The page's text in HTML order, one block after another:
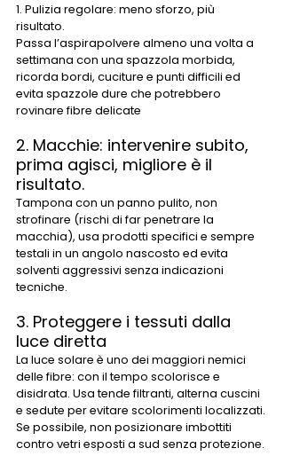
1. Pulizia regolare: meno sforzo, più
risultato.
Passa l’aspirapolvere almeno una volta a
settimana con una spazzola morbida,
ricorda bordi, cuciture e punti difficili ed
evita spazzole dure che potrebbero
rovinare fibre delicate
2. Macchie: intervenire subito,
prima agisci, migliore è il
risultato.
Tampona con un panno pulito, non
strofinare (rischi di far penetrare la
macchia), usa prodotti specifici e sempre
testali in un angolo nascosto ed evita
solventi aggressivi senza indicazioni
tecniche.
3. Proteggere i tessuti dalla
luce diretta
La luce solare è uno dei maggiori nemici
delle fibre: con il tempo scolorisce e
disidrata. Usa tende filtranti, alterna cuscini
e sedute per evitare scolorimenti localizzati.
Se possibile, non posizionare imbottiti
contro vetri esposti a sud senza protezione.